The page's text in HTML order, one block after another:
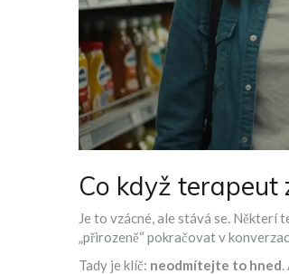
Co když terapeut
Je to vzácné, ale stává se. Některí
„přirozeně“ pokračovat v
Tady je klíč: neodmítejte to hned